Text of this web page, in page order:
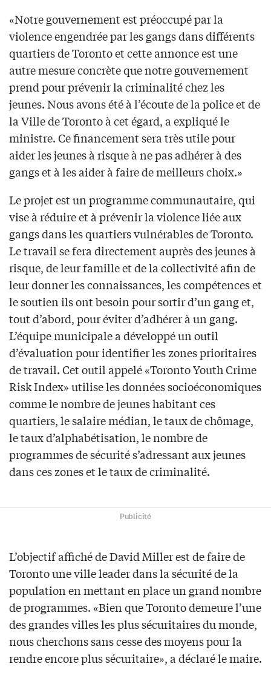
«Notre gouvernement est préoccupé par la
violence engendrée par les gangs dans différents
quartiers de Toronto et cette annonce est une
autre mesure concrète que notre gouvernement
prend pour prévenir la criminalité chez les
jeunes. Nous avons été à l’écoute de la police et de
la Ville de Toronto à cet égard, a expliqué le
ministre. Ce financement sera très utile pour
aider les jeunes à risque à ne pas adhérer à des
gangs et à les aider à faire de meilleurs choix.»
Le projet est un programme communautaire, qui
vise à réduire et à prévenir la violence liée aux
gangs dans les quartiers vulnérables de Toronto.
Le travail se fera directement auprès des jeunes à
risque, de leur famille et de la collectivité afin de
leur donner les connaissances, les compétences et
le soutien ils ont besoin pour sortir d’un gang et,
tout d’abord, pour éviter d’adhérer à un gang.
L’équipe municipale a développé un outil
d’évaluation pour identifier les zones prioritaires
de travail. Cet outil appelé «Toronto Youth Crime
Risk Index» utilise les données socioéconomiques
comme le nombre de jeunes habitant ces
quartiers, le salaire médian, le taux de chômage,
le taux d’alphabétisation, le nombre de
programmes de sécurité s’adressant aux jeunes
dans ces zones et le taux de criminalité.
Publicité
L’objectif affiché de David Miller est de faire de
Toronto une ville leader dans la sécurité de la
population en mettant en place un grand nombre
de programmes. «Bien que Toronto demeure l’une
des grandes villes les plus sécuritaires du monde,
nous cherchons sans cesse des moyens pour la
rendre encore plus sécuritaire», a déclaré le maire.